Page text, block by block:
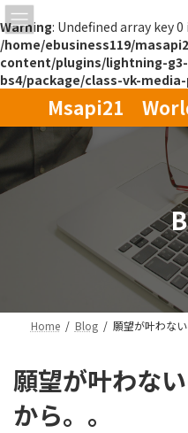
Warning: Undefined array key 0
/home/ebusiness119/
content/plugins/lightning-
bs4/package/class-vk-
テ
ン
ツ
へ
ゲ
ー
シ
ョ
Msapi21
Home Blog 願望が叶わな
願望が叶わな
から。。